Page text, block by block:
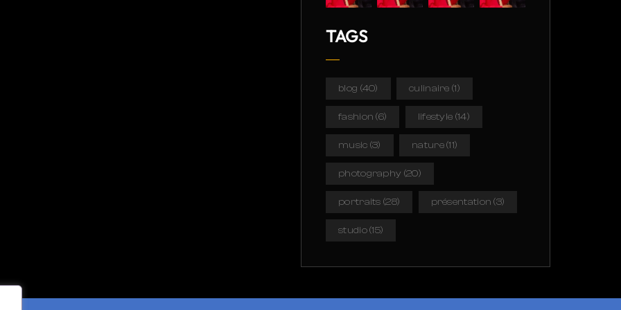
TAGS
blog (40) culinaire (1)
fashion (6) lifestyle (14)
music (3) nature(11)
photography (20)
portraits (28) présentation (3)
studio(15)